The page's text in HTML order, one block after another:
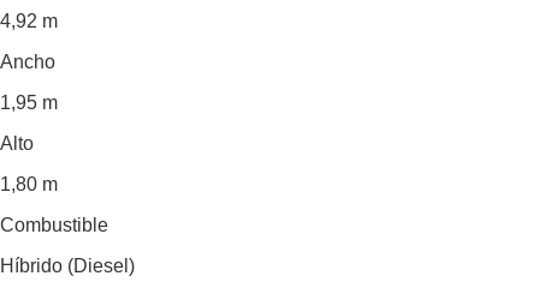
4,92 m
Ancho
1,95 m
Alto
1,80 m
Combustible
Híbrido (Diesel)